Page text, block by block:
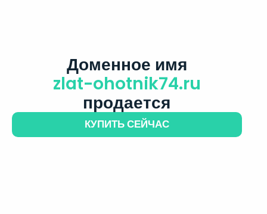
Доменное имя
zlat-ohotnik74.ru
продается
КУПИТЬ СЕЙЧАС